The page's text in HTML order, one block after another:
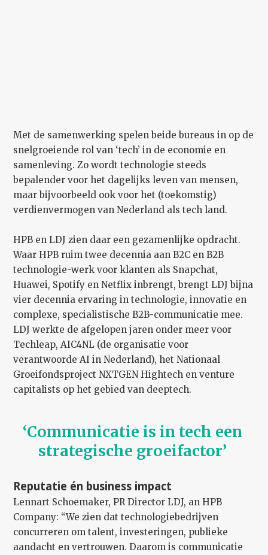
Met de samenwerking spelen beide bureaus in op de
snelgroeiende rol van ‘tech’ in de economie en
samenleving. Zo wordt technologie steeds
bepalender voor het dagelijks leven van mensen,
maar bijvoorbeeld ook voor het (toekomstig)
verdienvermogen van Nederland als tech land.
HPB en LDJ zien daar een gezamenlijke opdracht.
Waar HPB ruim twee decennia aan B2C en B2B
technologie-werk voor klanten als Snapchat,
Huawei, Spotify en Netflix inbrengt, brengt LDJ bijna
vier decennia ervaring in technologie, innovatie en
complexe, specialistische B2B-communicatie mee.
LDJ werkte de afgelopen jaren onder meer voor
Techleap, AIC4NL (de organisatie voor
verantwoorde AI in Nederland), het Nationaal
Groeifondsproject NXTGEN Hightech en venture
capitalists op het gebied van deeptech.
‘Communicatie is in tech een
strategische groeifactor’
Reputatie én business impact
Lennart Schoemaker, PR Director LDJ, an HPB
Company: “We zien dat technologiebedrijven
concurreren om talent, investeringen, publieke
aandacht en vertrouwen. Daarom is communicatie